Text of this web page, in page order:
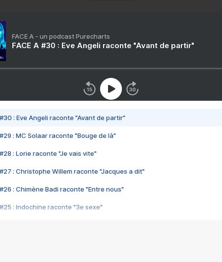
FACE A - un podcast Purecharts
FACE A #30 : Eve Angeli raconte "Avant de partir"
#30 : Eve Angeli raconte "Avant de partir"
#29 : MC Solaar raconte "Bouge de là"
#28 : Lorie raconte "Je vais vite"
#27 : Christophe Willem raconte "Jacques a dit"
#26 : Chimène Badi raconte "Entre nous"
#25 : Indochine raconte "3e sexe"